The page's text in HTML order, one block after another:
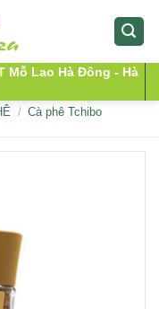
Mỗ Lao Hà Đông - Hà
/ Cà phê Tchibo